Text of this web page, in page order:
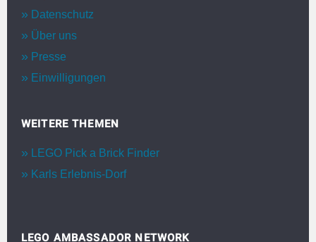
Datenschutz
Über uns
Presse
Einwilligungen
WEITERE THEMEN
LEGO Pick a Brick Finder
Karls Erlebnis-Dorf
LEGO AMBASSADOR NETWORK